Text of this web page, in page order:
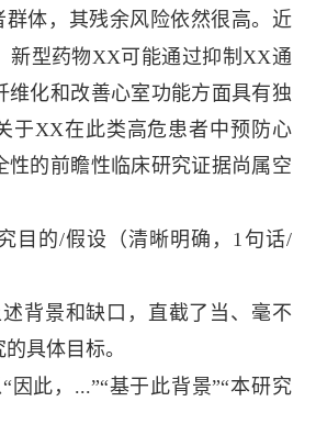
群体，其残余风险依然很高。近
新型药物XX可能通过抑制XX通
维化和改善心室功能方面具有独
于XX在此类高危患者中预防心
性的前瞻性临床研究证据尚属空
目的/假设（清晰明确， 1 句话/
背景和缺口，直截了当、毫不
具体目标。
因此， ...”“基于此背景”“本研究